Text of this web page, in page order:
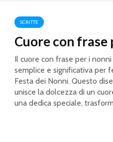
SCRITTE
Cuore con frase
Il cuore con frase per i nonni
semplice e significativa per
Festa dei Nonni. Questo
unisce la dolcezza di un
una dedica speciale,